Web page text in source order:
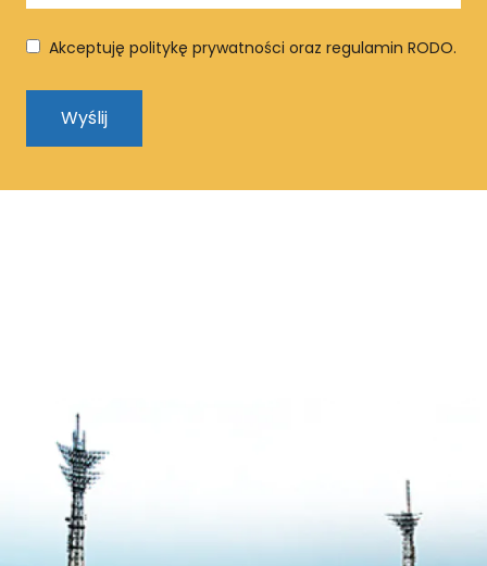
Akceptuję politykę prywatności oraz regulamin RODO.